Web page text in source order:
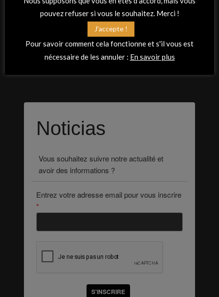
Virginie MARCHAND PASCON/Laura MOLINA
Noticias
Vous souhaitez suivre notre actualité et
avoir des informations ?
Entrez votre adresse email pour vous inscrire
*
S'INSCRIRE
pouvez refuser si vous le souhaitez. Merci !
J'accepte !
Pour savoir comment cela fonctionne et s'il vous est
nécessaire de les annuler : En savoir plus